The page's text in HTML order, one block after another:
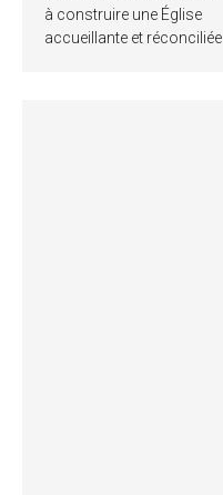
à construire une Église
accueillante et réconciliée